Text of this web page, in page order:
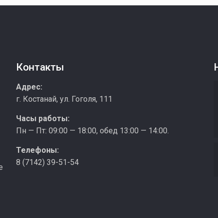
Контакты
Адрес:
г. Костанай, ул. Гоголя, 111
Часы работы:
Пн — Пт: 09:00 — 18:00, обед 13:00 — 14:00.
Телефоны:
8 (7142) 39-51-54